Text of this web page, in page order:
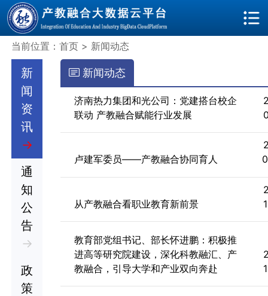
当前位置：首页 > 新闻动态
新
闻
资
讯
→
通
知
公
告
→
政
策
新闻动态
济南热力集团和光公司：党建搭台校企
联动 产教融合赋能行业发展
卢建军委员——产教融合协同育人
从产教融合看职业教育新前景
教育部党组书记、部长怀进鹏：积极推
进高等研究院建设，深化科教融汇、产
教融合，引导大学和产业双向奔赴